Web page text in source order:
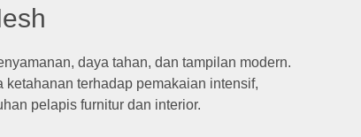
daya tahan, dan tampilan modern.
terhadap pemakaian intensif,
pelapis furnitur dan interior.